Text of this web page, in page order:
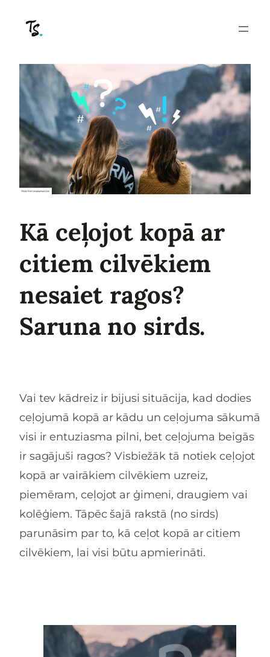
Kā ceļojot kopā ar
citiem cilvēkiem
nesaiet ragos?
Saruna no sirds.
Vai tev kādreiz ir bijusi situācija, kad dodies
ceļojumā kopā ar kādu un ceļojuma sākumā
visi ir entuziasma pilni, bet ceļojuma beigās
ir sagājuši ragos? Visbiežāk tā notiek ceļojot
kopā ar vairākiem cilvēkiem uzreiz,
piemēram, ceļojot ar ģimeni, draugiem vai
kolēģiem. Tāpēc šajā rakstā (no sirds)
parunāsim par to, kā ceļot kopā ar citiem
cilvēkiem, lai visi būtu apmierināti.